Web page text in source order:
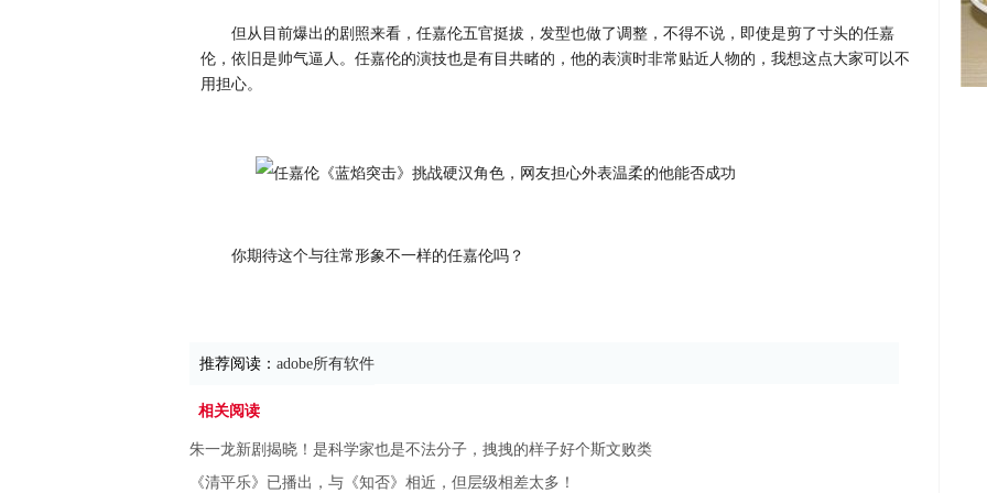
但从目前爆出的剧照来看，任嘉伦五官挺拔，发型也做了调整，不得不说，即使是剪了寸头的任嘉
伦，依旧是帅气逼人。任嘉伦的演技也是有目共睹的，他的表演时非常贴近人物的，我想这点大家可以不
用担心。
你期待这个与往常形象不一样的任嘉伦吗？
推荐阅读： adobe所有软件
相关阅读
朱一龙新剧揭晓！是科学家也是不法分子，拽拽的样子好个斯文败类
《清平乐》已播出，与《知否》相近，但层级相差太多！